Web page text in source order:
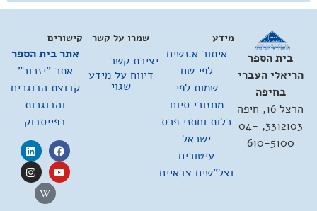
בית הספר
הריאלי העברי
בחיפה
הרצל 16, חיפה
3312103, 04-
610-5100
מידע
איתור א.נשים
לפי שם
שמות לפי
מחזורי סיום
כלות וחתני פרס
ישראל
עיטורים
וצל"שים צבאיים
קישורים
אתר בית הספר
אתר "יזכור"
קבוצת הבוגרים
והבוגרות
בפייסבוק
שמרו על קשר
יצירת קשר
דיווח על מידע
שגוי